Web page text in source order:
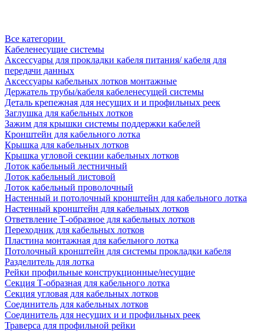
Все категории
Кабеленесущие системы
Аксессуары для прокладки кабеля питания/ кабеля для
передачи данных
Аксессуары кабельных лотков монтажные
Держатель трубы/кабеля кабеленесущей системы
Деталь крепежная для несущих и и профильных реек
Заглушка для кабельных лотков
Зажим для крышки системы поддержки кабелей
Кронштейн для кабельного лотка
Крышка для кабельных лотков
Крышка угловой секции кабельных лотков
Лоток кабельный лестничный
Лоток кабельный листовой
Лоток кабельный проволочный
Настенный и потолочный кронштейн для кабельного лотка
Настенный кронштейн для кабельных лотков
Ответвление Т-образное для кабельных лотков
Переходник для кабельных лотков
Пластина монтажная для кабельного лотка
Потолочный кронштейн для системы прокладки кабеля
Разделитель для лотка
Рейки профильные конструкционные/несущие
Секция Т-образная для кабельного лотка
Секция угловая для кабельных лотков
Соединитель для кабельных лотков
Соединитель для несущих и и профильных реек
Траверса для профильной рейки